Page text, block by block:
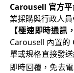
Carousell 官方平
業採購與行政人
【極速即時通訊
Carousell 內置的
單或規格直接發
即時回覆，免去